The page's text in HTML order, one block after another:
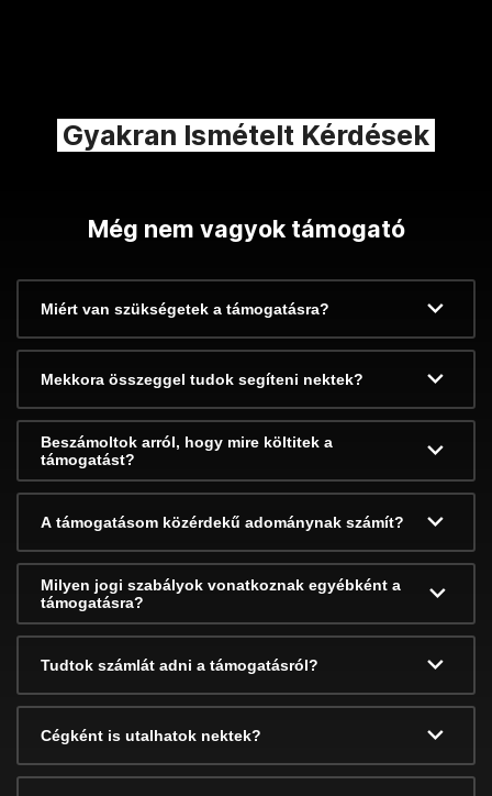
Gyakran Ismételt Kérdések
Még nem vagyok támogató
Miért van szükségetek a támogatásra?
Mekkora összeggel tudok segíteni nektek?
Beszámoltok arról, hogy mire költitek a
támogatást?
A támogatásom közérdekű adománynak számít?
Milyen jogi szabályok vonatkoznak egyébként a
támogatásra?
Tudtok számlát adni a támogatásról?
Cégként is utalhatok nektek?